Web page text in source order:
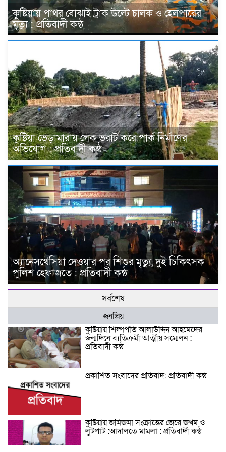
কুষ্টিয়ায় পাথর বোঝাই ট্রাক উল্টে চালক ও হেলপারের
মৃত্যু : প্রতিবাদী কন্ঠ
কুষ্টিয়া ভেড়ামারায় লেক ভরাট করে পার্ক নির্মাণের
অভিযোগ : প্রতিবাদী কন্ঠ
অ্যানেসথেসিয়া দেওয়ার পর শিশুর মৃত্যু, দুই চিকিৎসক
পুলিশ হেফাজতে : প্রতিবাদী কন্ঠ
সর্বশেষ
জনপ্রিয়
কুষ্টিয়ায় শিল্পপতি আলাউদ্দিন আহমেদের
জন্মদিনে ব্যতিক্রমী আত্মীয় সম্মেলন :
প্রতিবাদী কন্ঠ
প্রকাশিত সংবাদের প্রতিবাদ: প্রতিবাদী কন্ঠ
কুষ্টিয়ায় জমিজমা সংক্রান্তের জেরে জখম ও
লুটপাট :আদালতে মামলা : প্রতিবাদী কন্ঠ